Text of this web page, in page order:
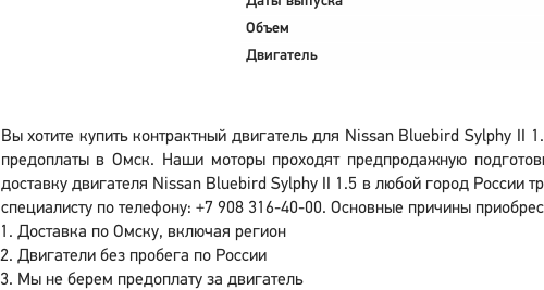
Объем
Двигатель
Вы хотите купить контрактный двигатель для Nissan Bluebird Sylphy II
предоплаты в Омск. Наши моторы проходят предпродажную
доставку двигателя Nissan Bluebird Sylphy II 1.5 в любой город России
специалисту по телефону: +7 908 316-40-00. Основные причины
Доставка по Омску, включая регион
Двигатели без пробега по России
Мы не берем предоплату за двигатель